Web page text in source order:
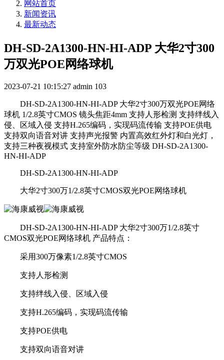
网站首页
新闻资讯
最新动态
DH-SD-2A1300-HN-HI-ADP 大华2寸300
万双光POE网络球机
2023-07-21 10:15:27 admin 103
DH-SD-2A1300-HN-HI-ADP 大华2寸300万双光POE网络
球机 1/2.8英寸CMOS 镜头焦距4mm 支持人形检测 支持绊线入
侵、区域入侵 支持H.265编码，实现码流传输 支持POE供电
支持双向语音对讲 支持声光报警 内置高效红外灯和白光灯，
支持三种夜视模式 支持室外防水防尘等级 DH-SD-2A1300-
HN-HI-ADP
DH-SD-2A1300-HN-HI-ADP
大华2寸300万1/2.8英寸CMOS双光POE网络球机
DH-SD-2A1300-HN-HI-ADP 大华2寸300万1/2.8英寸
CMOS双光POE网络球机 产品特点：
采用300万像素1/2.8英寸CMOS
支持人形检测
支持绊线入侵、区域入侵
支持H.265编码，实现码流传输
支持POE供电
支持双向语音对讲